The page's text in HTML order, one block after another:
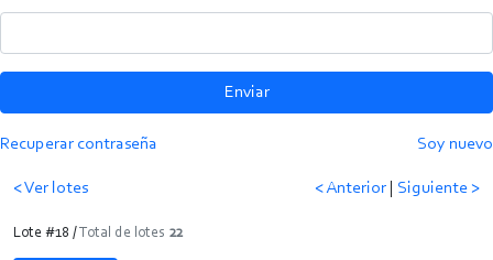
Enviar
Recuperar contraseña Soy nuevo
< Ver lotes < Anterior Siguiente >
Lote #18 /Total de lotes 22